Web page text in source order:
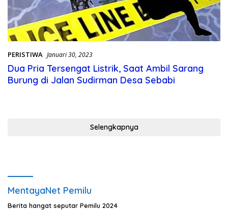
PERISTIWA Januari 30, 2023
Dua Pria Tersengat Listrik, Saat Ambil Sarang
Burung di Jalan Sudirman Desa Sebabi
Selengkapnya
MentayaNet Pemilu
Berita hangat seputar Pemilu 2024